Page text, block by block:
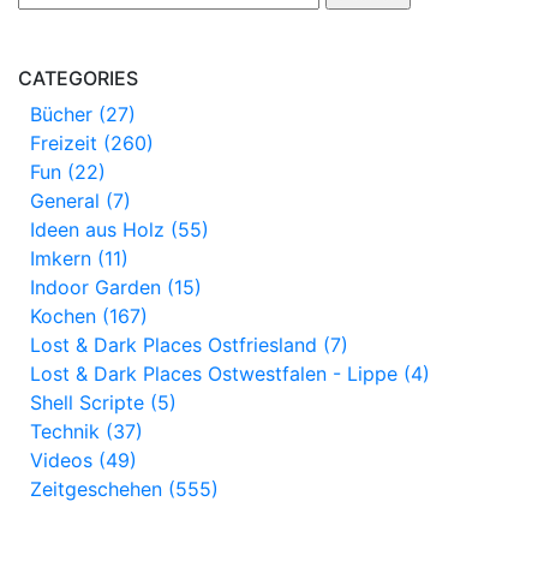
CATEGORIES
Bücher (27)
Freizeit (260)
Fun (22)
General (7)
Ideen aus Holz (55)
Imkern (11)
Indoor Garden (15)
Kochen (167)
Lost & Dark Places Ostfriesland (7)
Lost & Dark Places Ostwestfalen - Lippe (4)
Shell Scripte (5)
Technik (37)
Videos (49)
Zeitgeschehen (555)